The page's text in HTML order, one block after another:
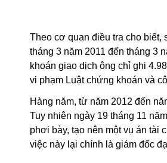
Theo cơ quan điều tra cho
tháng 3 năm 2011 đến tháng 3
khoán giao dịch ông chỉ ghi
vi phạm Luật chứng khoán và
Hàng năm, từ năm 2012 đến
Tuy nhiên ngày 19 tháng 11
phơi bày, tạo nên một vụ án tài
việc này lại chính là giám đốc